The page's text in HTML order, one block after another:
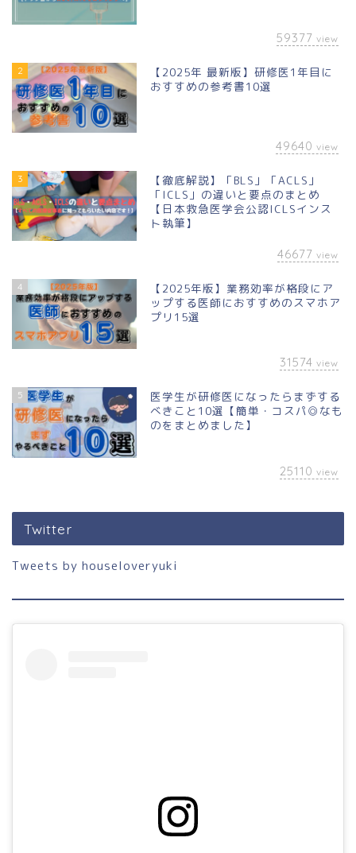
59377 view
2
【2025年 最新版】研修医1年目に
おすすめの参考書10選
49640 view
3
【徹底解説】「BLS」「ACLS」
「ICLS」の違いと要点のまとめ
【日本救急医学会公認ICLSインス
ト執筆】
46677 view
4
【2025年版】業務効率が格段にア
ップする医師におすすめのスマホア
プリ15選
31574 view
5
医学生が研修医になったらまずする
べきこと10選【簡単・コスパ◎なも
のをまとめました】
25110 view
Twitter
Tweets by houseloveryuki